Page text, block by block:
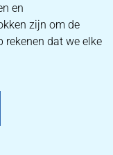
en
zijn om de
rekenen dat we elke